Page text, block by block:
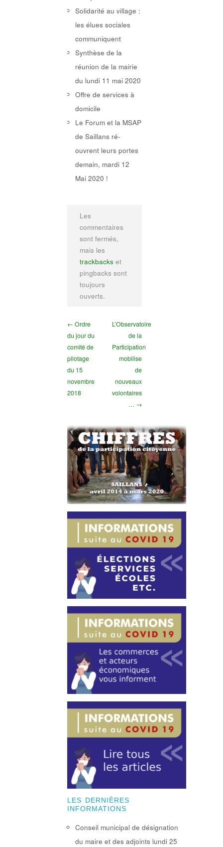
Solidarité au village :
les élues sociales
communiquent
Synthèse de la
réunion de la mairie
du lundi 11 mai 2020
Offre de services à
domicile
Le Forum et la MSAP
de Saillans ré-
ouvrent leurs portes
demain, mardi 12
Mai 2020 !
Les
commentaires
sont fermés,
mais les
trackbacks et
pingbacks sont
toujours
ouverts.
← Ordre
du jour du
comité de
pilotage
du 15
novembre
2018
L’Observatoire
de la
Participation
mobilise
de
nouveaux
volontaires
… →
LES DERNIÈRES
INFORMATIONS
Conseil municipal de désignation
du maire et des adjoints lundi 25